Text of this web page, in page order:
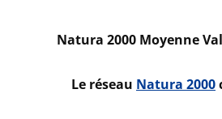
Natura 2000 Moyenne
Le réseau Natura 2000